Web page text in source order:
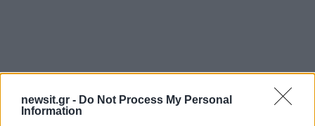
newsit.gr - Do Not Process My Personal
Information